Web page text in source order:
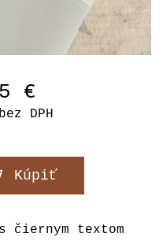
€
DPH
čiernym textom